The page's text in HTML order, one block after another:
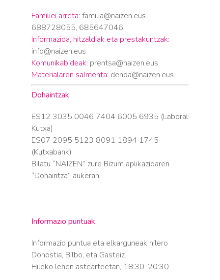
Familiei arreta: familia@naizen.eus
688728055, 685647046
Informazioa, hitzaldiak eta prestakuntzak:
info@naizen.eus
Komunikabideak: prentsa@naizen.eus
Materialaren salmenta: denda@naizen.eus
Dohaintzak
ES12 3035 0046 7404 6005 6935 (Laboral
Kutxa)
ES07 2095 5123 8091 1894 1745
(Kutxabank)
Bilatu “NAIZEN” zure Bizum aplikazioaren
“Dohaintza” aukeran
Informazio puntuak
Informazio puntua eta elkarguneak hilero
Donostia, Bilbo, eta Gasteiz.
Hileko lehen astearteetan, 18:30-20:30